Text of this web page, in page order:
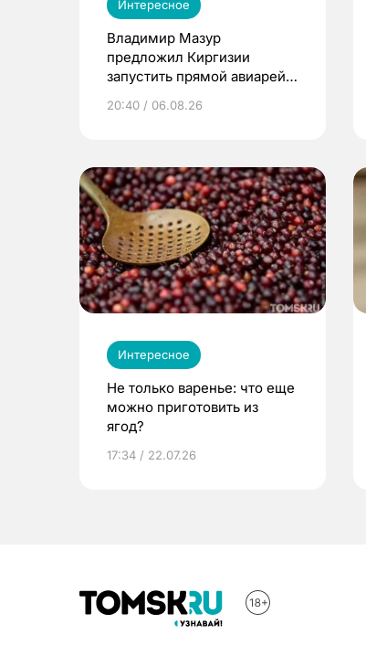
Интересное
Владимир Мазур
предложил Киргизии
запустить прямой авиарейс
20:40 / 06.08.26
Интересное
Не только варенье: что еще
можно приготовить из
ягод?
17:34 / 22.07.26